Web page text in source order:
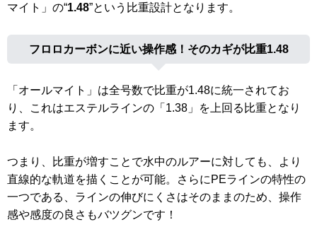
マイト」の“1.48”という比重設計となります。
フロロカーボンに近い操作感！そのカギが比重1.48
「オールマイト」は全号数で比重が1.48に統一されてお
り、これはエステルラインの「1.38」を上回る比重となり
ます。
つまり、比重が増すことで水中のルアーに対しても、より
直線的な軌道を描くことが可能。さらにPEラインの特性の
一つである、ラインの伸びにくさはそのままのため、操作
感や感度の良さもバツグンです！